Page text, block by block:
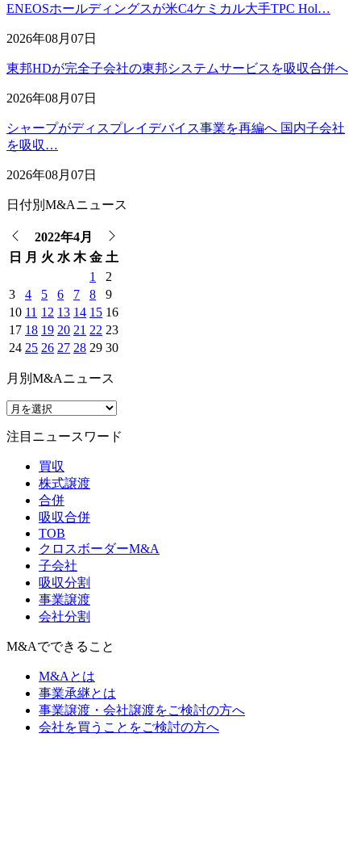
ENEOSホールディングスが米C4ケミカル大手TPC Hol…
2026年08月07日
東邦HDが完全子会社の東邦システムサービスを吸収合併へ
2026年08月07日
シャープがディスプレイデバイス事業を再編へ 国内子会社
を吸収…
2026年08月07日
日付別M&Aニュース
2022年4月
日
月 火 水 木 金 土
1
2
3
4 5 6 7 8
9
10 11 12 13 14 15 16
17 18 19 20 21 22 23
24 25 26 27 28 29 30
月別M&Aニュース
注目ニュースワード
買収
株式譲渡
合併
吸収合併
TOB
クロスボーダーM&A
子会社
吸収分割
事業譲渡
会社分割
M&Aでできること
M&Aとは
事業承継とは
事業譲渡・会社譲渡をご検討の方へ
会社を買うことをご検討の方へ